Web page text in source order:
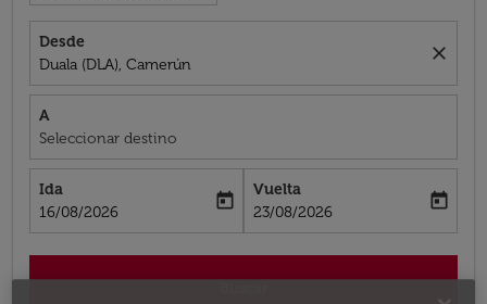
Desde
Duala (DLA), Camerún
close
A
Seleccionar destino
Ida
fc-booking-departure-date-aria-label
16/08/2026
today
Vuelta
fc-booking-return-date-aria-label
23/08/2026
today